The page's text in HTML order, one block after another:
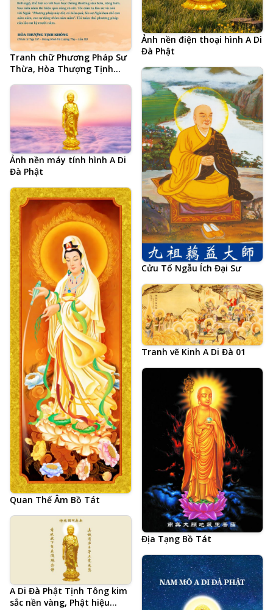
Tranh chữ Phương Pháp Sư
Thừa, Hòa Thượng Tịnh
Nam, bí quyết tu học thành
Ảnh nền điện thoại hình A Di
Đà Phật
Cửu Tổ Ngẫu Ích Đại Sư
Ảnh nền máy tính hình A Di
Đà Phật
Quan Thế Âm Bồ Tát
Tranh vẽ Kinh A Di Đà 01
Địa Tạng Bồ Tát
A Di Đà Phật Tịnh Tông kim
sắc nền vàng, Phật hiệu